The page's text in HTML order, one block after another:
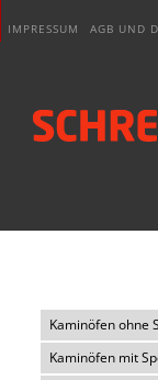
IMPRESSUM AGB UND
Kaminöfen ohne
Kaminöfen mit